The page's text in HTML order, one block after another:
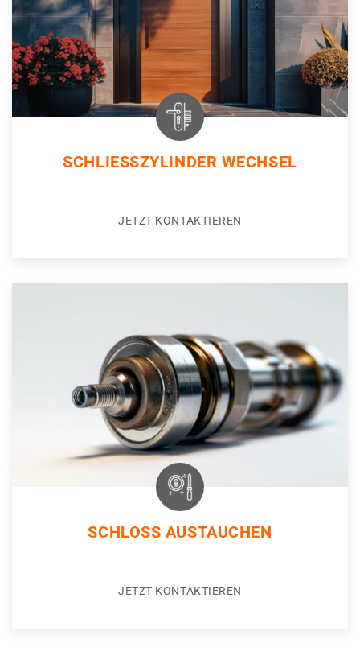
SCHLIESSZYLINDER WECHSEL
JETZT KONTAKTIEREN
SCHLOSS AUSTAUCHEN
JETZT KONTAKTIEREN